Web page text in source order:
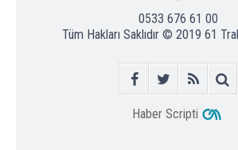
0533 676 61 00
Tüm Hakları Saklıdır © 2019 61
Haber Scripti